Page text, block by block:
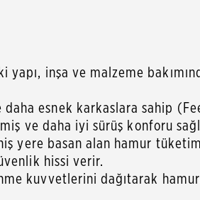
yapı, inşa ve malzeme
daha esnek karkaslara sahip
ve daha iyi sürüş konforu
yere basan alan hamur
hissi verir.
kuvvetlerini dağıtarak